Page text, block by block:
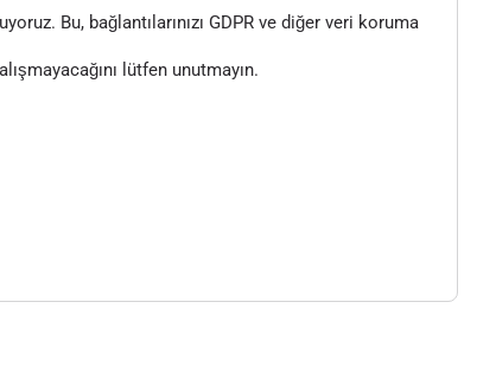
Bu, bağlantılarınızı GDPR ve diğer veri koruma
lütfen unutmayın.